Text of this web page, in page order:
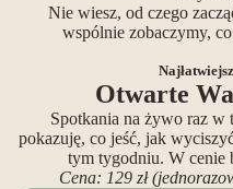
Nie wiesz, od czego
wspólnie zobaczymy,
Otwarte
Spotkania na żywo raz
pokazuję, co jeść, jak
tym tygodniu. W cenie
Cena: 129 zł